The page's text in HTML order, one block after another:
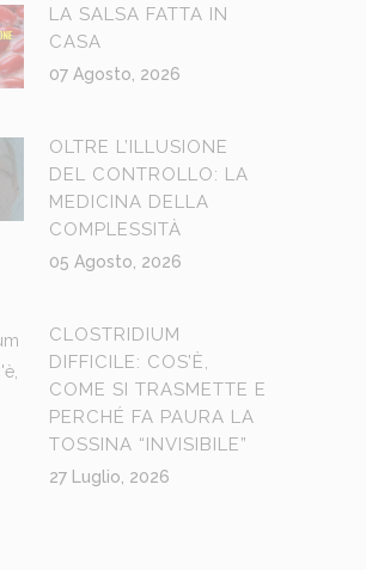
LA SALSA FATTA IN
CASA
07 Agosto, 2026
OLTRE L’ILLUSIONE
DEL CONTROLLO: LA
MEDICINA DELLA
COMPLESSITÀ
05 Agosto, 2026
CLOSTRIDIUM
DIFFICILE: COS’È,
COME SI TRASMETTE E
PERCHÉ FA PAURA LA
TOSSINA “INVISIBILE”
27 Luglio, 2026